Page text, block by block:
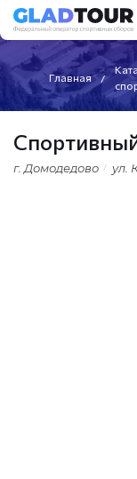
Главная
г. Домодедово ул.